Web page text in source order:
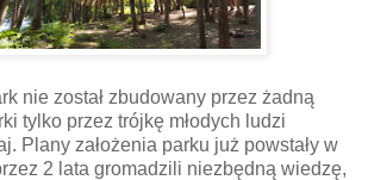
nie został zbudowany przez żadną
tylko przez trójkę młodych ludzi
Plany założenia parku już powstały w
2 lata gromadzili niezbędną wiedzę,